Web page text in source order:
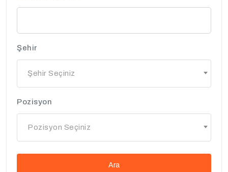
Şehir
Şehir Seçiniz
Pozisyon
Pozisyon Seçiniz
Ara